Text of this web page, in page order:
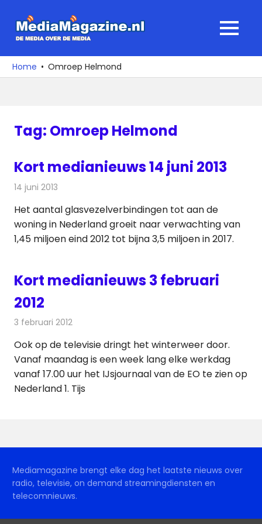
naar
media
over
MENU
Home Omroep Helmond
Tag: Omroep Helmond
Kort medianieuws 14 juni 2013
14 juni 2013
Het aantal glasvezelverbindingen tot aan de
woning in Nederland groeit naar verwachting van
1,45 miljoen eind 2012 tot bijna 3,5 miljoen in 2017.
Kort medianieuws 3 februari
2012
3 februari 2012
Ook op de televisie dringt het winterweer door.
Vanaf maandag is een week lang elke werkdag
vanaf 17.00 uur het IJsjournaal van de EO te zien op
Nederland 1. Tijs
Mediamagazine brengt elke dag het laatste nieuws over
radio, televisie, on demand streamingdiensten en
telecomnieuws.